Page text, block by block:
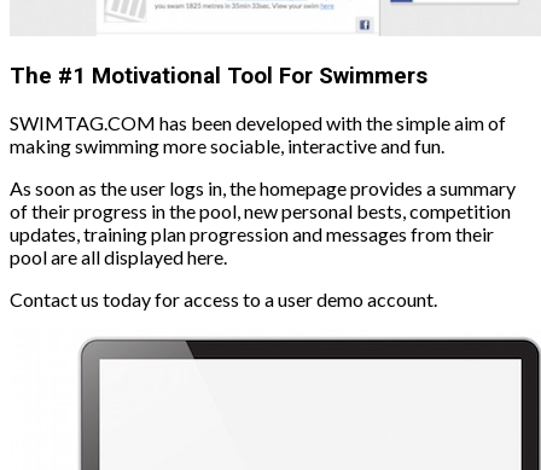
The #1 Motivational Tool For Swimmers
SWIMTAG.COM has been developed with the simple aim of
making swimming more sociable, interactive and fun.
As soon as the user logs in, the homepage provides a summary
of their progress in the pool, new personal bests, competition
updates, training plan progression and messages from their
pool are all displayed here.
Contact us today for access to a user demo account.